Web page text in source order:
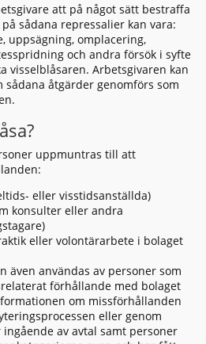
att på något sätt bestraffa
sådana repressalier kan vara:
uppsägning, omplacering,
och andra försök i syfte
visselblåsaren. Arbetsgivaren kan
sådana åtgärder genomförs som
uppmuntras till att
eller visstidsanställda)
konsulter eller andra
eller volontärarbete i bolaget
även användas av personer som
förhållande med bolaget
om missförhållanden
eller genom
av avtal samt personer